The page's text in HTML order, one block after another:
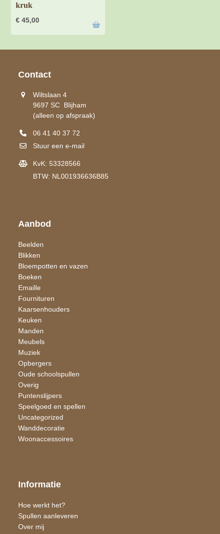
kruk
€ 45,00
Contact
Wiltslaan 4
9697 SC Blijham
(alleen op afspraak)
06 41 40 37 72
Stuur een e-mail
KvK: 53328566
BTW: NL001936636B85
Aanbod
Beelden
Blikken
Bloempotten en vazen
Boeken
Emaille
Fournituren
Kaarsen​houders
Keuken
Manden
Meubels
Muziek
Opbergers
Oude schoolspullen
Overig
Puntenslijpers
Speelgoed en spellen
Uncategorized
Wand​decoratie
Woon​accessoires
Informatie
Hoe werkt het?
Spullen aanleveren
Over mij